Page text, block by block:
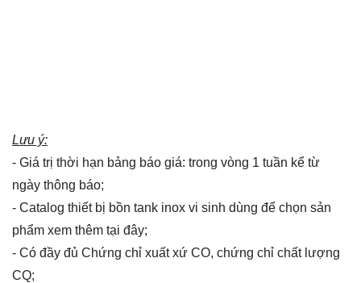
Lưu ý:
- Giá trị thời hạn bảng báo giá: trong vòng 1 tuần kể từ
ngày thông báo;
- Catalog thiết bị bồn tank inox vi sinh dùng để chọn sản
phẩm xem thêm tại đây;
- Có đầy đủ Chứng chỉ xuất xứ CO, chứng chỉ chất lượng
CQ;